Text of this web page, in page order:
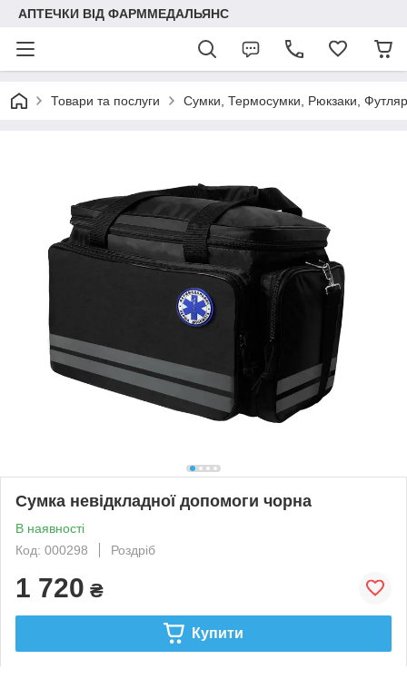
АПТЕЧКИ ВІД ФАРММЕДАЛЬЯНС
Товари та послуги Сумки, Термосумки, Рюкзаки,
Сумка невідкладної допомоги чорна
В наявності
Код: 000298
Роздріб
1 720 ₴
Купити